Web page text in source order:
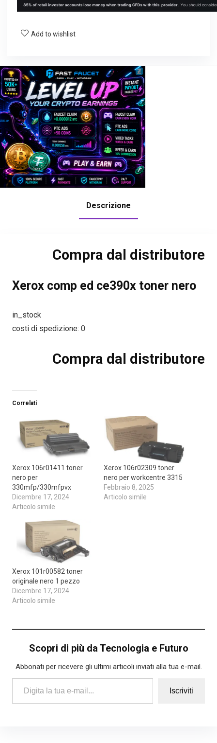
Add to wishlist
Descrizione
Compra dal distributore
Xerox comp ed ce390x toner nero
in_stock
costi di spedizione: 0
Compra dal distributore
Correlati
Xerox 106r01411 toner
nero per
330mfp/330mfpvx
Dicembre 17, 2024
Articolo simile
Xerox 106r02309 toner
nero per workcentre 3315
Febbraio 8, 2025
Articolo simile
Xerox 101r00582 toner
originale nero 1 pezzo
Dicembre 17, 2024
Articolo simile
Scopri di più da Tecnologia e Futuro
Abbonati per ricevere gli ultimi articoli inviati alla tua e-mail.
Digita la tua e-mail...
Iscriviti